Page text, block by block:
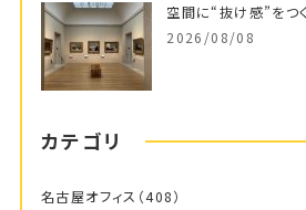
空間に“抜け感”をつ
2026/08/08
カテゴリ
名古屋オフィス （408）